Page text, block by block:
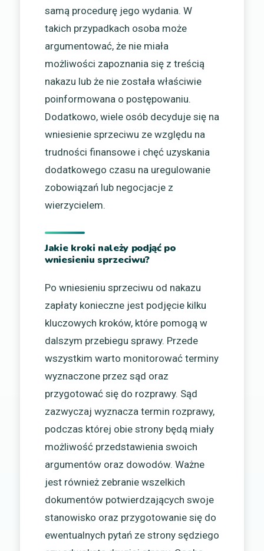
samą procedurę jego wydania. W
takich przypadkach osoba może
argumentować, że nie miała
możliwości zapoznania się z treścią
nakazu lub że nie została właściwie
poinformowana o postępowaniu.
Dodatkowo, wiele osób decyduje się na
wniesienie sprzeciwu ze względu na
trudności finansowe i chęć uzyskania
dodatkowego czasu na uregulowanie
zobowiązań lub negocjacje z
wierzycielem.
Jakie kroki należy podjąć po
wniesieniu sprzeciwu?
Po wniesieniu sprzeciwu od nakazu
zapłaty konieczne jest podjęcie kilku
kluczowych kroków, które pomogą w
dalszym przebiegu sprawy. Przede
wszystkim warto monitorować terminy
wyznaczone przez sąd oraz
przygotować się do rozprawy. Sąd
zazwyczaj wyznacza termin rozprawy,
podczas której obie strony będą miały
możliwość przedstawienia swoich
argumentów oraz dowodów. Ważne
jest również zebranie wszelkich
dokumentów potwierdzających swoje
stanowisko oraz przygotowanie się do
ewentualnych pytań ze strony sędziego